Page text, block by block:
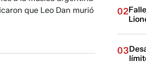
que Leo Dan murió
02
03